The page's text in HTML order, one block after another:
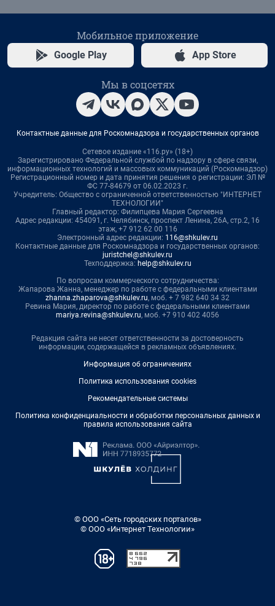
Мобильное приложение
Google Play App Store
Мы в соцсетях
Контактные данные для Роскомнадзора и государственных органов
Сетевое издание «116.ру» (18+)
Зарегистрировано Федеральной службой по надзору в сфере связи,
информационных технологий и массовых коммуникаций (Роскомнадзор)
Регистрационный номер и дата принятия решения о регистрации: ЭЛ №
ФС 77-84679 от 06.02.2023 г.
Учредитель: Общество с ограниченной ответственностью "ИНТЕРНЕТ
ТЕХНОЛОГИИ"
Главный редактор: Филипцева Мария Сергеевна
Адрес редакции: 454091, г. Челябинск, проспект Ленина, 26А, стр.2, 16
этаж, +7 912 62 00 116
Электронный адрес редакции: 116@shkulev.ru
Контактные данные для Роскомнадзора и государственных органов:
juristchel@shkulev.ru
Техподдержка: help@shkulev.ru
По вопросам коммерческого сотрудничества:
Жапарова Жанна, менеджер по работе с федеральными клиентами
zhanna.zhaparova@shkulev.ru, моб. + 7 982 640 34 32
Ревина Мария, директор по работе с федеральными клиентами
mariya.revina@shkulev.ru, моб. +7 910 402 4056
Редакция сайта не несет ответственности за достоверность
информации, содержащейся в рекламных объявлениях.
Информация об ограничениях
Политика использования cookies
Рекомендательные системы
Политика конфиденциальности и обработки персональных данных и
правила использования сайта
© ООО «Сеть городских порталов»
© ООО «Интернет Технологии»